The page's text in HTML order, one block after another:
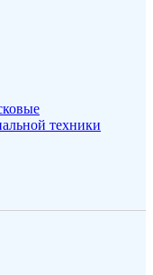
техники